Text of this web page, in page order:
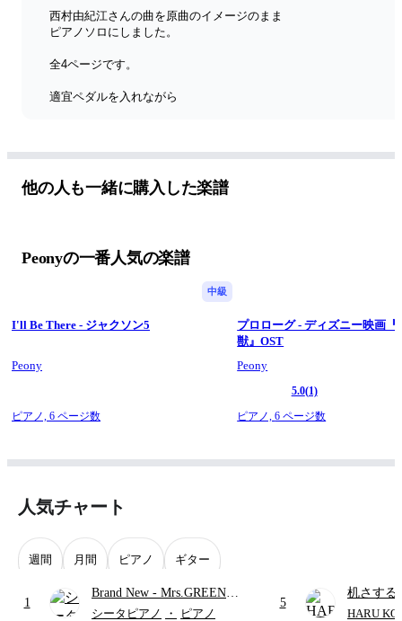
西村由紀江さんの曲を原曲のイメージのまま
ピアノソロにしました。
全4ページです。
適宜ペダルを入れながら
他の人も一緒に購入した楽譜
Peonyの一番人気の楽譜
中級
I'll Be There - ジャクソン5
Peony
ピアノ, 6 ページ数
プロローグ - ディズニー映画『
獣』OST
Peony
5.0(1)
ピアノ,6 ページ数
人気チャート
週間 月間 ピアノ ギター
1
Brand New - Mrs.GREEN
APPLE
シータピアノ ・ ピアノ
5
机さする
HARU